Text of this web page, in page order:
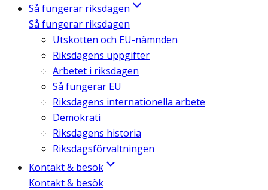
Så fungerar riksdagen
Så fungerar riksdagen
Utskotten och EU-nämnden
Riksdagens uppgifter
Arbetet i riksdagen
Så fungerar EU
Riksdagens internationella arbete
Demokrati
Riksdagens historia
Riksdagsförvaltningen
Kontakt & besök
Kontakt & besök